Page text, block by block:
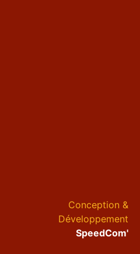
Conception &
Développement
SpeedCom'